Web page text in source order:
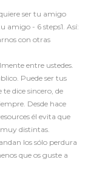
ser tu amigo
amigo - 6 steps1. Así:
con otras
entre ustedes.
Puede ser tus
dice sincero, de
Desde hace
él evita que
distintas.
los sólo perdura
que os guste a